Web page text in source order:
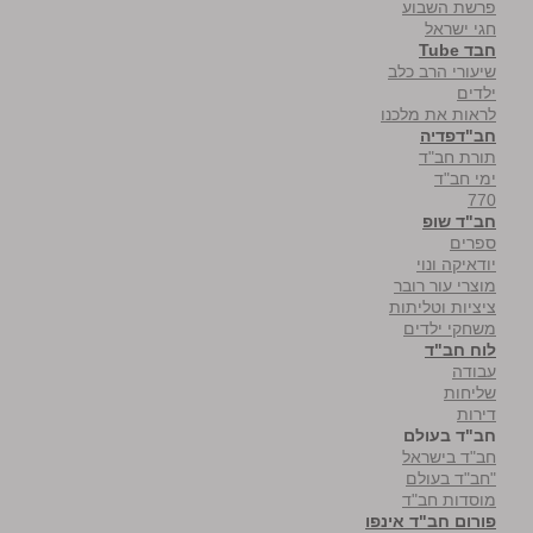
פרשת השבוע
חגי ישראל
חבד Tube
שיעורי הרב כלב
ילדים
לראות את מלכנו
חב"דפדיה
תורת חב"ד
ימי חב"ד
770
חב"ד שופ
ספרים
יודאיקה ונוי
מוצרי עור רובר
ציציות וטליתות
משחקי ילדים
לוח חב"ד
עבודה
שליחות
דירות
חב"ד בעולם
חב"ד בישראל
"חב"ד בעולם
מוסדות חב"ד
פורום חב"ד אינפו